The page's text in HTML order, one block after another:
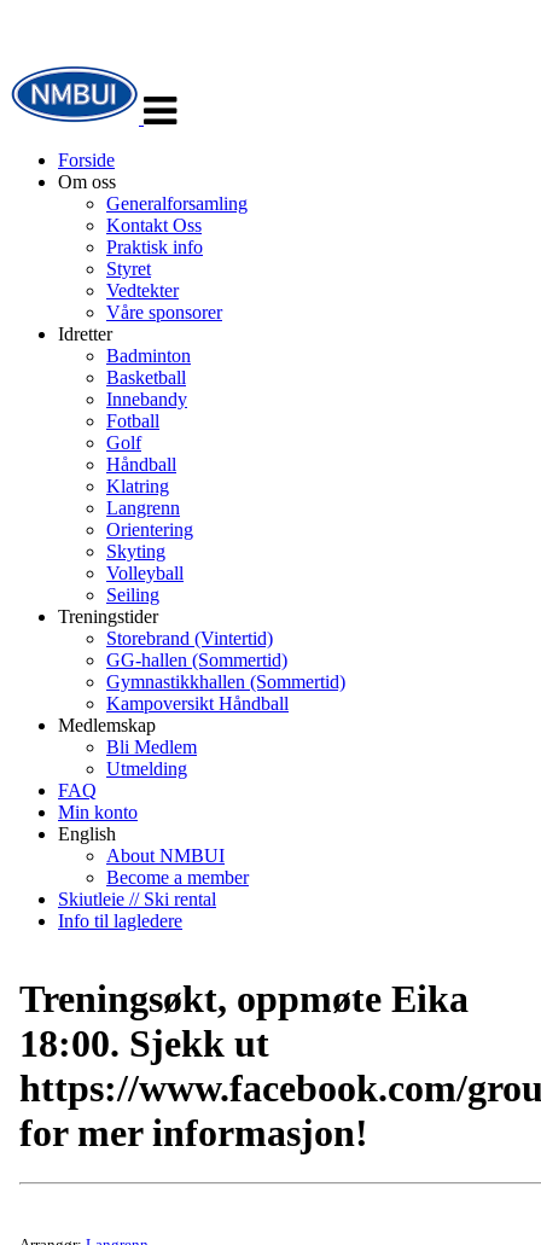
navigasjon
Forside
Om oss
Generalforsamling
Kontakt Oss
Praktisk info
Styret
Vedtekter
Våre sponsorer
Idretter
Badminton
Basketball
Innebandy
Fotball
Golf
Håndball
Klatring
Langrenn
Orientering
Skyting
Volleyball
Seiling
Treningstider
Storebrand (Vintertid)
GG-hallen (Sommertid)
Gymnastikkhallen (Sommertid)
Kampoversikt Håndball
Medlemskap
Bli Medlem
Utmelding
FAQ
Min konto
English
About NMBUI
Become a member
Skiutleie // Ski rental
Info til lagledere
Treningsøkt, oppmøte Eika
18:00. Sjekk ut
https://www.facebook.com/
for mer informasjon!